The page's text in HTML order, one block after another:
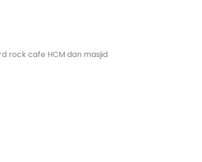
rock cafe HCM dan masjid